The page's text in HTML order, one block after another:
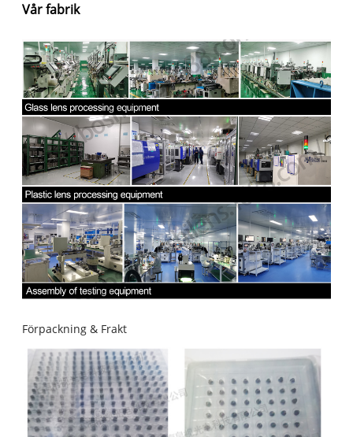
Vår fabrik
Förpackning & Frakt